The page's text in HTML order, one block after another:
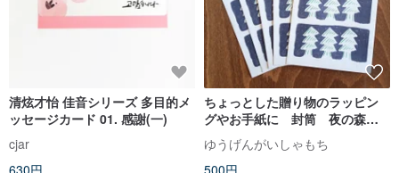
清炫才怡 佳音シリーズ 多目的メ
ッセージカード 01. 感謝(一)
cjar
630円
ちょっとした贈り物のラッピン
グやお手紙に 封筒 夜の森 5
枚セット
ゆうげんがいしゃもち
500円